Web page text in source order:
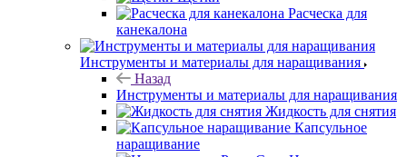
Расческа для
канекалона
Инструменты и материалы для наращивания
Назад
Инструменты и материалы для наращивания
Жидкость для снятия
Капсульное
наращивание